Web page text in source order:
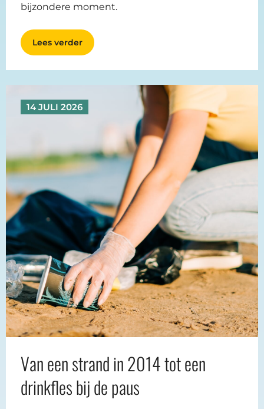
bijzondere moment.
Lees verder
14 JULI 2026
Van een strand in 2014 tot een
drinkfles bij de paus